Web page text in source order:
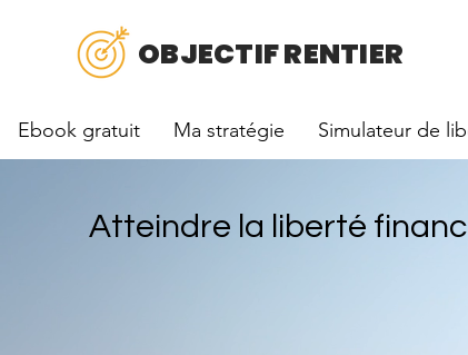
OBJECTIF RENTIER
Ebook gratuit Ma stratégie Simulateur de
Atteindre la liberté